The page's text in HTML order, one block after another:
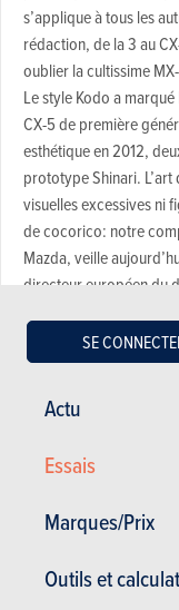
Actu
Essais
Marques/Prix
Outils et
SE
s’applique à tous les
rédaction, de la 3 au
oublier la cultissime
Le style Kodo a
CX-5 de première
esthétique en 2012,
prototype Shinari.
visuelles excessives ni
de cocorico: notre
Mazda, veille
directeur européen du
élégants de son
Mazda. C’est l’un des
confidentiel, plus
LE CONCEPT
pensés pour la
SUV compacts du
l’époque.